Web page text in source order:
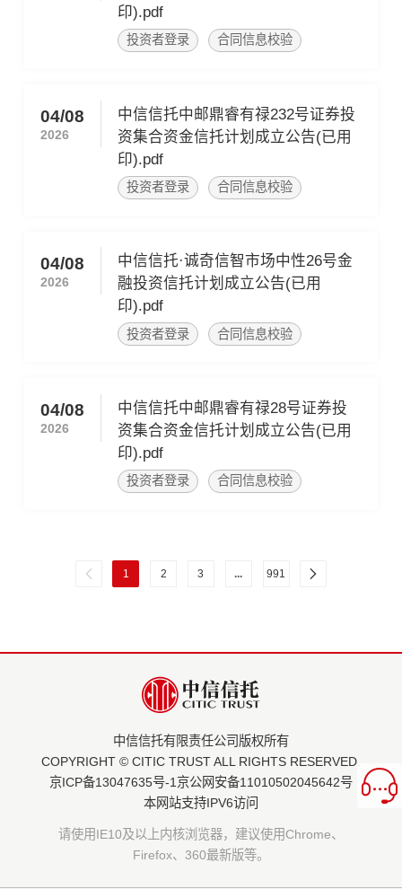
印).pdf
投资者登录 合同信息校验
04/08
2026
中信信托中邮鼎睿有禄232号证券投
资集合资金信托计划成立公告(已用
印).pdf
投资者登录 合同信息校验
04/08
2026
中信信托·诚奇信智市场中性26号金
融投资信托计划成立公告(已用
印).pdf
投资者登录 合同信息校验
04/08
2026
中信信托中邮鼎睿有禄28号证券投
资集合资金信托计划成立公告(已用
印).pdf
投资者登录 合同信息校验
1 2 3 ... 991
中信信托有限责任公司版权所有
COPYRIGHT © CITIC TRUST ALL RIGHTS RESERVED.
京ICP备13047635号-1 京公网安备11010502045642号
本网站支持IPV6访问
请使用IE10及以上内核浏览器，建议使用Chrome、
Firefox、360最新版等。